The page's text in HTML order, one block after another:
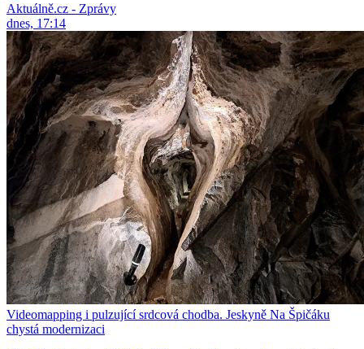
Aktuálně.cz - Zprávy
dnes, 17:14
Videomapping i pulzující srdcová chodba. Jeskyně Na Špičáku
chystá modernizaci